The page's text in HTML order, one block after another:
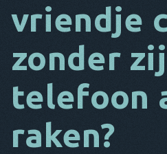
vriendje
zonder
telefoon
raken?